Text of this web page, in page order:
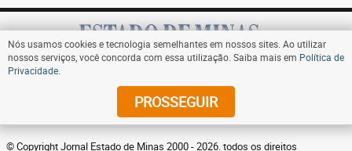
Assine
© Copyright Jornal Estado de Minas 2000 - 2026. todos os direitos
Nós usamos cookies e tecnologia semelhantes em nossos sites. Ao utilizar
nossos serviços, você concorda com essa utilização. Saiba mais em Política de
Privacidade
PROSSEGUIR